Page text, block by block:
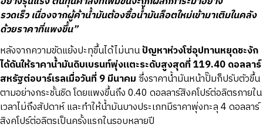
รวดเร็ว เนื่องจากผู้ค้าน้ำมันต้องซื้อน้ำมันล็อตใหม่เข้ามาเติมในคลัง
ด้วยราคาที่แพงขึ้น”
หลังจากความขัดแย้งปะทุขึ้นได้ไม่นานปัญหาห่วงโซ่อุปทานหยุดชะงัก
ได้ดันให้ราคาน้ำมันดิบเบรนท์พุ่งแตะระดับสูงสุดที่ 119.40 ดอลลาร์
สหรัฐต่อบาร์เรลเมื่อวันที่ 9 มีนาคมซึ่งราคาน้ำมันหน้าปั๊มก็ปรับตัวขึ้น
ตามอย่างกระชั้นชิด โดยแพงขึ้นถึง 0.40 ดอลลาร์สิงคโปร์ต่อลิตรภายใน
เวลาไม่ถึงสัปดาห์ และทำให้น้ำมันบางประเภทมีราคาพุ่งทะลุ 4 ดอลลาร์
สิงคโปร์ต่อลิตรเป็นครั้งแรกในรอบหลายปี